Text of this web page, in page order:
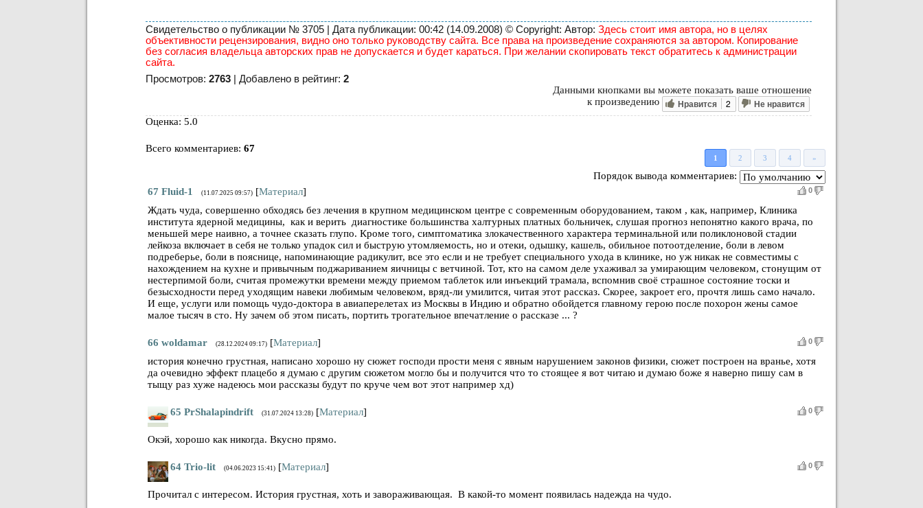
Свидетельство о публикации № 3705 | Дата публикации: 00:42 (14.09.2008) © Copyright: Автор: Здесь стоит имя автора, но в целях
объективности рецензирования, видно оно только руководству сайта. Все права на произведение сохраняются за автором. Копирование
без согласия владельца авторских прав не допускается и будет караться. При желании скопировать текст обратитесь к администрации
сайта.
Просмотров: 2763 | Добавлено в рейтинг: 2
Данными кнопками вы можете показать ваше отношение
к произведению
Нравится 2 Не нравится
Оценка: 5.0
Всего комментариев: 67
1 2 3 4 »
Порядок вывода комментариев:
0
67 Fluid-1 (11.07.2025 09:57) [Материал]
Ждать чуда, совершенно обходясь без лечения в крупном медицинском центре с современным оборудованием, таком , как, например, Клиника
института ядерной медицины, как и верить диагностике большинства халтурных платных больничек, слушая прогноз непонятно какого врача, по
меньшей мере наивно, а точнее сказать глупо. Кроме того, симптоматика злокачественного характера терминальной или поликлоновой стадии
лейкоза включает в себя не только упадок сил и быструю утомляемость, но и отеки, одышку, кашель, обильное потоотделение, боли в левом
подреберье, боли в пояснице, напоминающие радикулит, все это если и не требует специального ухода в клинике, но уж никак не совместимы с
нахождением на кухне и привычным поджариванием яичницы с ветчиной. Тот, кто на самом деле ухаживал за умирающим человеком, стонущим от
нестерпимой боли, считая промежутки времени между приемом таблеток или инъекций трамала, вспомнив своё страшное состояние тоски и
безысходности перед уходящим навеки любимым человеком, вряд-ли умилится, читая этот рассказ. Скорее, закроет его, прочтя лишь само начало.
И еще, услуги или помощь чудо-доктора в авиаперелетах из Москвы в Индию и обратно обойдется главному герою после похорон жены самое
малое тысяч в сто. Ну зачем об этом писать, портить трогательное впечатление о рассказе ... ?
0
66 woldamar (28.12.2024 09:17) [Материал]
история конечно грустная, написано хорошо ну сюжет господи прости меня с явным нарушением законов физики, сюжет построен на вранье, хотя
да очевидно эффект плацебо я думаю с другим сюжетом могло бы и получится что то стоящее я вот читаю и думаю боже я наверно пишу сам в
тыщу раз хуже надеюсь мои рассказы будут по круче чем вот этот например хд)
0
65 PrShalapindrift (31.07.2024 13:28) [Материал]
Окэй, хорошо как никогда. Вкусно прямо.
0
64 Trio-lit (04.06.2023 15:41) [Материал]
Прочитал с интересом. История грустная, хоть и завораживающая. В какой-то момент появилась надежда на чудо.